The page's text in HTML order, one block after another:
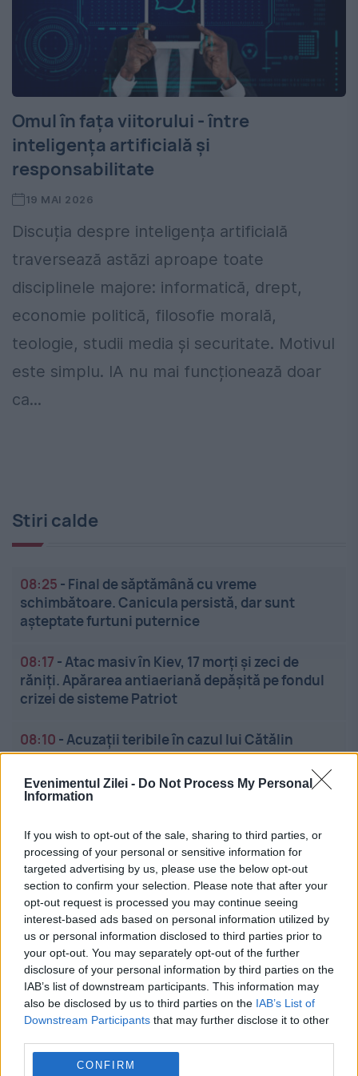
Evenimentul Zilei - Do Not Process My Personal
Information
If you wish to opt-out of the sale, sharing to third parties, or
processing of your personal or sensitive information for
targeted advertising by us, please use the below opt-out
section to confirm your selection. Please note that after your
opt-out request is processed you may continue seeing
interest-based ads based on personal information utilized by
us or personal information disclosed to third parties prior to
your opt-out. You may separately opt-out of the further
disclosure of your personal information by third parties on the
IAB’s list of downstream participants. This information may
also be disclosed by us to third parties on the IAB’s List of
Downstream Participants that may further disclose it to other
CONFIRM
Omul în fața viitorului - între
inteligența artificială şi
responsabilitate
19 MAI 2026
Discuția despre inteligența artificială
traversează astăzi aproape toate
disciplinele majore: informatică, drept,
economie politică, filosofie morală,
teologie, studii media și securitate. Motivul
este simplu. IA nu mai funcționează doar
ca...
Stiri calde
08:25 - Final de săptămână cu vreme
schimbătoare. Canicula persistă, dar sunt
așteptate furtuni puternice
08:17 -Atac masiv în Kiev, 17 morți și zeci de
răniți. Apărarea antiaeriană depășită pe fondul
crizei de sisteme Patriot
08:10 -Acuzații teribile în cazul lui Cătălin
Avramescu. Șase procese cu fosta parteneră,
ambii invocând abuzarea copiilor
august. De ce părinții pot primi banii încă de
vineri
07:50 -Ce se dă de pomană de Schimbarea la
Față a Domnului. Semnificația obiceiului din 6
august
07:42-Meta anunță un nou pas în revoluția AI.
Instrumentul care poate lucra aproape singur